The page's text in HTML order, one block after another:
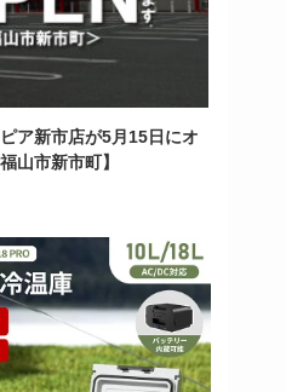
ア新市店が5月15日にオ
山市新市町】